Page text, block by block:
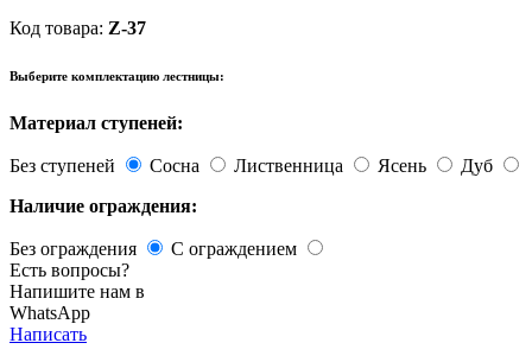
Код товара: Z-37
Выберите комплектацию лестницы:
Материал ступеней:
Без ступеней Сосна Лиственница Ясень
Дуб
Наличие ограждения:
Без ограждения
С ограждением
Есть вопросы?
Напишите нам в
WhatsApp
Написать